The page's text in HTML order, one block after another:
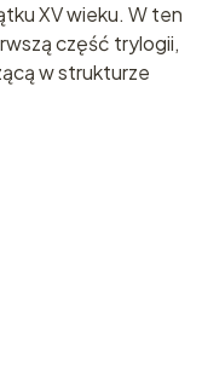
XV wieku. W ten
część trylogii,
w strukturze